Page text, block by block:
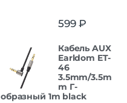
599₽
Кабель AUX
Earldom ET-
46
3.5mm/3.5m
m Г-
образный 1m black